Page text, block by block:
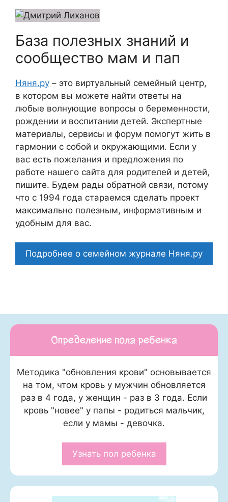
База полезных знаний и
сообщество мам и пап
Няня.ру – это виртуальный семейный центр,
в котором вы можете найти ответы на
любые волнующие вопросы о беременности,
рождении и воспитании детей. Экспертные
материалы, сервисы и форум помогут жить в
гармонии с собой и окружающими. Если у
вас есть пожелания и предложения по
работе нашего сайта для родителей и детей,
пишите. Будем рады обратной связи, потому
что c 1994 года стараемся сделать проект
максимально полезным, информативным и
удобным для вас.
Подробнее о семейном журнале Няня.ру
Определение пола ребенка
Методика "обновления крови" основывается
на том, чтом кровь у мужчин обновляется
раз в 4 года, у женщин - раз в 3 года. Если
кровь "новее" у папы - родиться мальчик,
если у мамы - девочка.
Узнать пол ребенка